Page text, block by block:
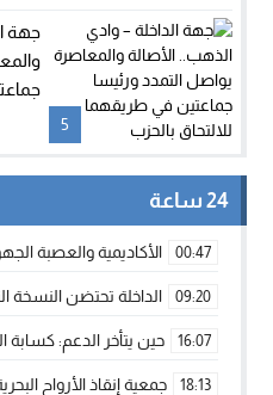
5
جهة
24 ساعة
00:47 الأكاديمية والعصبة
09:20 الداخلة تحتضن النسخة
16:07 حين يتأخر الدعم: كسابة
18:13 جمعية إنقاذ الأرواح البحرية بالداخلة: حصيلة 2025